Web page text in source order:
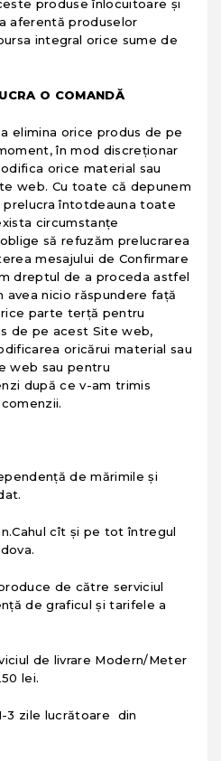
produse înlocuitoare şi
aferentă produselor
integral orice sume de
O COMANDĂ
elimina orice produs de pe
în mod discreţionar
orice material sau
web. Cu toate că depunem
întotdeauna toate
circumstanţe
să refuzăm prelucrarea
mesajului de Confirmare
dreptul de a proceda astfel
avea nicio răspundere faţă
parte terţă pentru
de pe acest Site web,
oricărui material sau
web sau pentru
după ce v-am trimis
de mărimile şi
cît și pe tot întregul
de către serviciul
de graficul și tarifele a
de livrare Modern/Meter
lei.
3 zile lucrătoare din